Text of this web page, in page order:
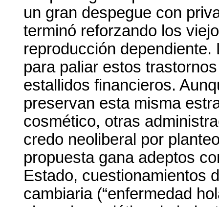
un gran despegue con
terminó reforzando los
reproducción
para paliar estos
estallidos financieros.
preservan esta misma
cosmético, otras
credo neoliberal por
propuesta gana adeptos
Estado, cuestionamientos
cambiaria (“enfermedad